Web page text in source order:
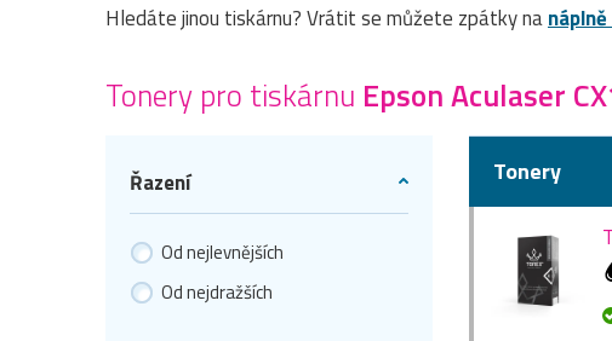
Hledáte jinou tiskárnu? Vrátit se můžete zpátky na
Tonery pro tiskárnu Epson Aculaser
Řazení
Od nejlevnějších
Od nejdražších
Tonery